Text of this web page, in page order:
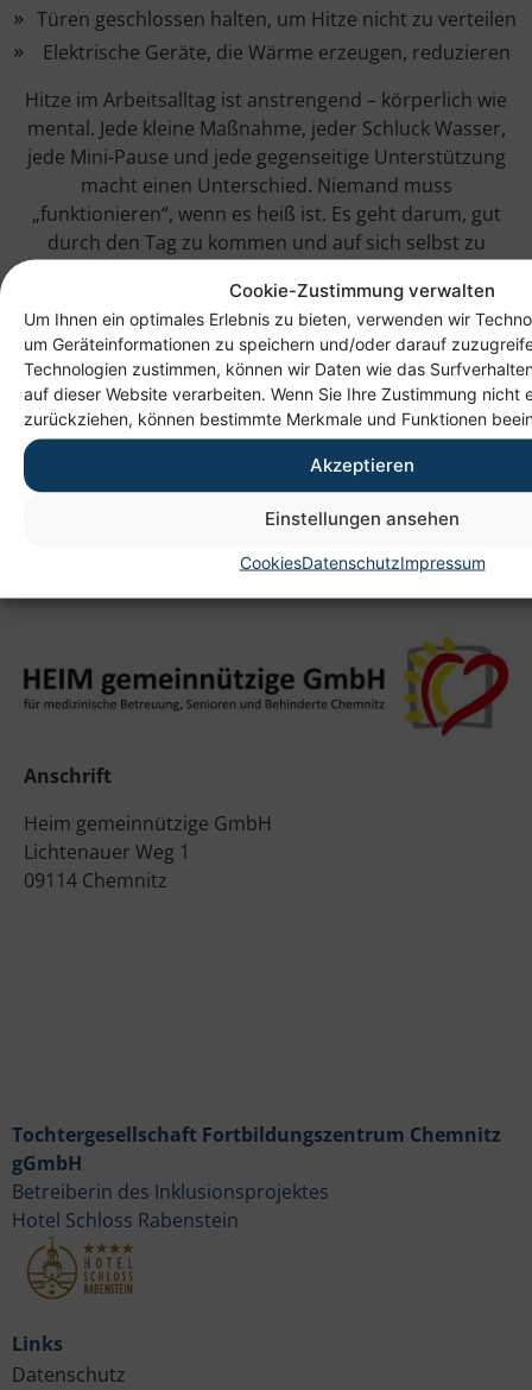
Cookie-Zustimmung verwalten
Um Ihnen ein optimales Erlebnis zu bieten, verwenden wir
um Geräteinformationen zu speichern und/oder darauf
Technologien zustimmen, können wir Daten wie das
auf dieser Website verarbeiten. Wenn Sie Ihre Zustimmung nicht
zurückziehen, können bestimmte Merkmale und Funktionen
Akzeptieren
Einstellungen ansehen
CookiesDatenschutzImpressum
Türen geschlossen halten, um Hitze nicht zu verteilen
Elektrische Geräte, die Wärme erzeugen, reduzieren
Hitze im Arbeitsalltag ist anstrengend – körperlich wie
mental. Jede kleine Maßnahme, jeder Schluck Wasser,
jede Mini-Pause und jede gegenseitige Unterstützung
macht einen Unterschied. Niemand muss
„funktionieren“, wenn es heiß ist. Es geht darum, gut
durch den Tag zu kommen und auf sich selbst zu
Gemeinsam schaffen wir es, auch warme Tage gesund
und stark zu meistern.
GEMEINSAM. SOZIAL. ENGAGIERT.
#heim #heimggmbh #chemnitz #sachsen #saxony #bgf
#gesundheitsfoerderung
#betreiblichegesundheitsfoerderung #bgm
#gesundheitsmanagement #gemeinsam #sozial
#engagiert #pause #sommer #hitze #vorsorge
Anschrift
Heim gemeinnützige GmbH
Lichtenauer Weg 1
09114 Chemnitz
Links
Datenschutz
Tochtergesellschaft Fortbildungszentrum Chemnitz
gGmbH
Betreiberin des Inklusionsprojektes
Hotel Schloss Rabenstein